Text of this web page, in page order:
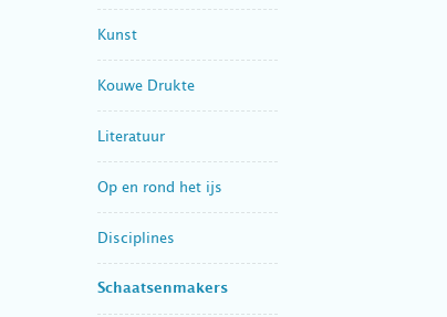
Kunst
Kouwe Drukte
Literatuur
Op en rond het ijs
Disciplines
Schaatsenmakers